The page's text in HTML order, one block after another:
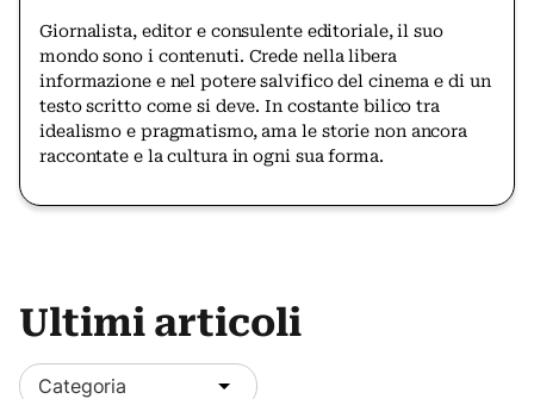
Giornalista, editor e consulente editoriale, il suo
mondo sono i contenuti. Crede nella libera
informazione e nel potere salvifico del cinema e di un
testo scritto come si deve. In costante bilico tra
idealismo e pragmatismo, ama le storie non ancora
raccontate e la cultura in ogni sua forma.
Ultimi articoli
Categoria